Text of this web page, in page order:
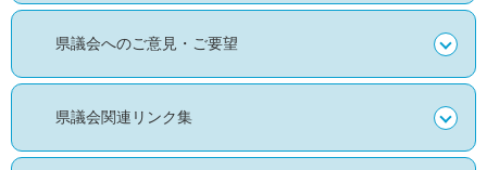
県議会へのご意見・ご要望
県議会関連リンク集